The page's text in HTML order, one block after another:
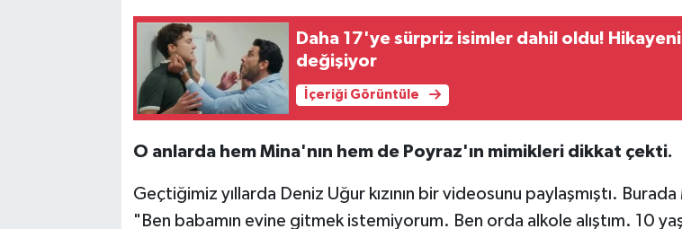
Daha 17'ye sürpriz isimler dahil oldu!
değişiyor
İçeriği Görüntüle
O anlarda hem Mina'nın hem de Poyraz'ın mimikleri dikkat çekti.
Geçtiğimiz yıllarda Deniz Uğur kızının bir videosunu paylaşmıştı. Burada
"Ben babamın evine gitmek istemiyorum. Ben orda alkole alıştım. 10